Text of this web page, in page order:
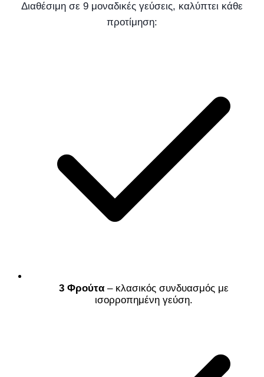
Διαθέσιμη σε 9 μοναδικές γεύσεις, καλύπτει κάθε
προτίμηση:
3 Φρούτα – κλασικός συνδυασμός με
ισορροπημένη γεύση.